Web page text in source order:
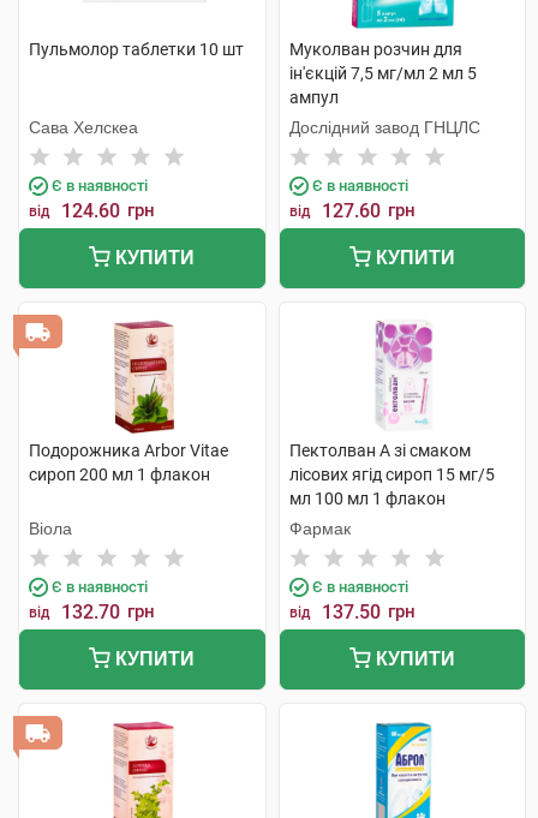
Пульмолор таблетки 10 шт
Сава Хелскеа
Є в наявності
від 124.60 грн
КУПИТИ
Муколван розчин для
ін'єкцій 7,5 мг/мл 2 мл 5
ампул
Дослідний завод ГНЦЛС
Є в наявності
від 127.60 грн
КУПИТИ
Подорожника Arbor Vitae
сироп 200 мл 1 флакон
Віола
Є в наявності
від 132.70 грн
КУПИТИ
Пектолван А зі смаком
лісових ягід сироп 15 мг/5
мл 100 мл 1 флакон
Фармак
Є в наявності
від 137.50 грн
КУПИТИ